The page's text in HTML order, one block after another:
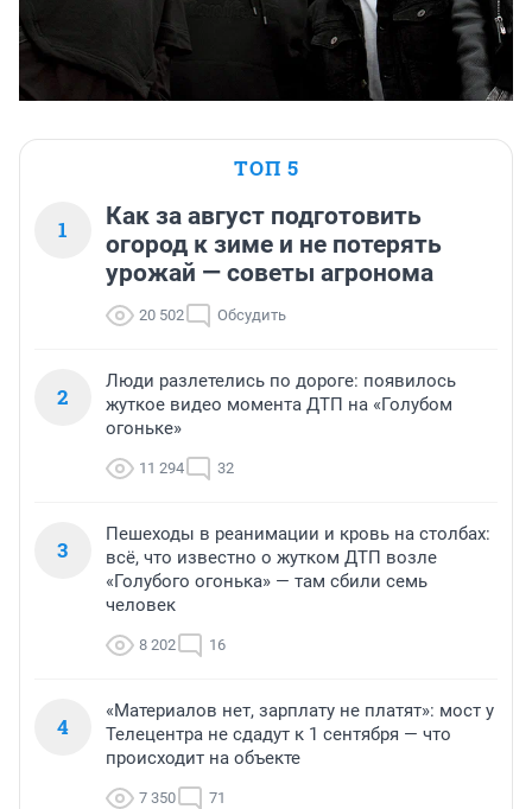
ТОП 5
1
Как за август подготовить
огород к зиме и не потерять
урожай — советы агронома
20 502 Обсудить
2
Люди разлетелись по дороге: появилось
жуткое видео момента ДТП на «Голубом
огоньке»
11 294 32
3
Пешеходы в реанимации и кровь на столбах:
всё, что известно о жутком ДТП возле
«Голубого огонька» — там сбили семь
человек
8 202 16
4
«Материалов нет, зарплату не платят»: мост у
Телецентра не сдадут к 1 сентября — что
происходит на объекте
7 350 71